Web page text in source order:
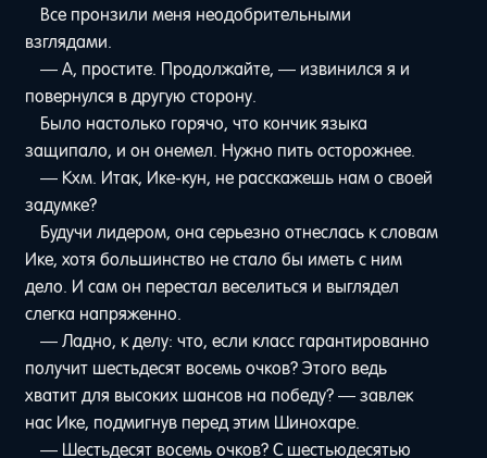
Все пронзили меня неодобрительными
взглядами.
— А, простите. Продолжайте, — извинился я и
повернулся в другую сторону.
Было настолько горячо, что кончик языка
защипало, и он онемел. Нужно пить осторожнее.
— Кхм. Итак, Ике-кун, не расскажешь нам о своей
задумке?
Будучи лидером, она серьезно отнеслась к словам
Ике, хотя большинство не стало бы иметь с ним
дело. И сам он перестал веселиться и выглядел
слегка напряженно.
— Ладно, к делу: что, если класс гарантированно
получит шестьдесят восемь очков? Этого ведь
хватит для высоких шансов на победу? — завлек
нас Ике, подмигнув перед этим Шинохаре.
— Шестьдесят восемь очков? С шестьюдесятью